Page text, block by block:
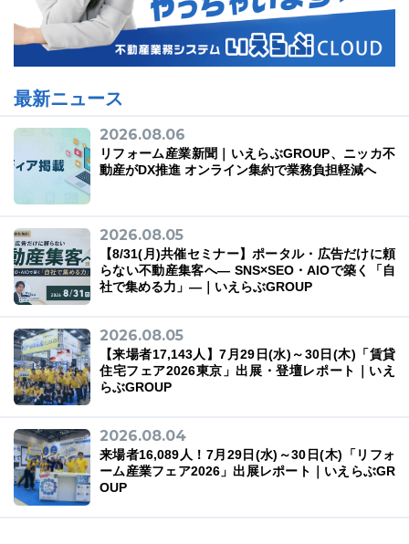
最新ニュース
2026.08.06
リフォーム産業新聞｜いえらぶGROUP、ニッカ不
動産がDX推進 オンライン集約で業務負担軽減へ
2026.08.05
【8/31(月)共催セミナー】ポータル・広告だけに頼
らない不動産集客へ― SNS×SEO・AIOで築く「自
社で集める力」―｜いえらぶGROUP
2026.08.05
【来場者17,143人】7月29日(水)～30日(木)「賃貸
住宅フェア2026東京」出展・登壇レポート｜いえ
らぶGROUP
2026.08.04
来場者16,089人！7月29日(水)～30日(木)「リフォ
ーム産業フェア2026」出展レポート｜いえらぶGR
OUP